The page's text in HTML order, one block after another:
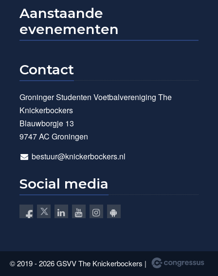
Aanstaande
evenementen
Contact
Groninger Studenten Voetbalvereniging The
Knickerbockers
Blauwborgje 13
9747 AC Groningen
bestuur@knickerbockers.nl
Social media
© 2019 - 2026 GSVV The Knickerbockers |